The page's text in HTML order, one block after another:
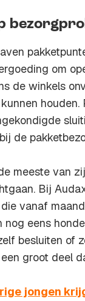
om
de winkels
houden.
de
meeste van
Bij
vanaf
nog eens
besluiten of
groot deel
jongen